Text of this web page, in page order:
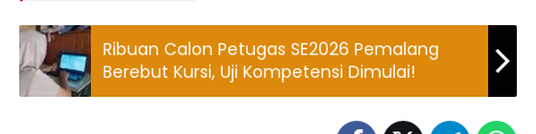
Ribuan Calon Petugas SE2026 Pemalang
Berebut Kursi, Uji Kompetensi Dimulai!